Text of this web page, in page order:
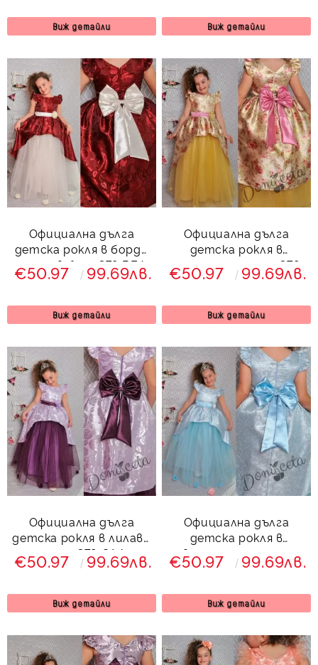
Виж детайли Виж детайли
Официална дълга
детска рокля в бордо
с тюл в бяло 379 ВЕД
€50.97 99.69лв.
Виж детайли
Официална дълга
детска рокля в
златисто с тюл 379
ЗФГРД
€50.97 99.69лв.
Виж детайли
Официална дълга
детска рокля в лилаво
с тюл 379 СЛД
€50.97 99.69лв.
Виж детайли
Официална дълга
детска рокля в
светлосиньо с тюл
379 ССД
€50.97 99.69лв.
Виж детайли